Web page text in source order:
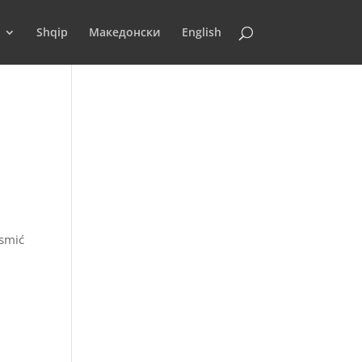
Shqip Македонски English